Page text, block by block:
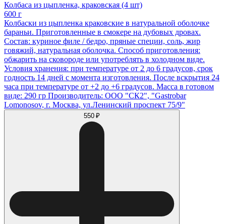
Колбаса из цыпленка, краковская (4 шт)
600 г
Колбаски из цыпленка краковские в натуральной оболочке
бараньи. Приготовленные в смокере на дубовых дровах.
Состав: куриное филе / бедро, пряные специи, соль, жир
говяжий, натуральная оболочка. Способ приготовления:
обжарить на сковороде или употреблять в холодном виде.
Условия хранения: при температуре от 2 до 6 градусов, срок
годность 14 дней с момента изготовления. После вскрытия 24
часа при температуре от +2 до +6 градусов. Масса в готовом
виде: 290 гр Производитель: ООО "СК2", "Gastrobar
Lomonosov, г. Москва, ул.Ленинский проспект 75/9"
550 ₽